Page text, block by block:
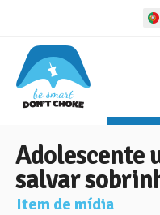
Adolescente
salvar
Item de mídia